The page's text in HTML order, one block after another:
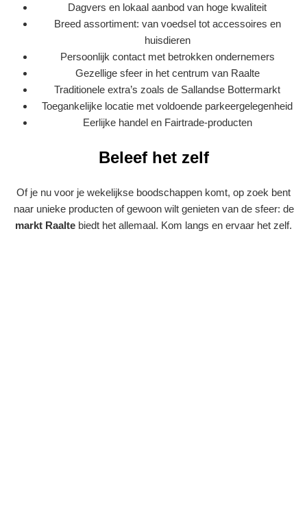
Dagvers en lokaal aanbod van hoge kwaliteit
Breed assortiment: van voedsel tot accessoires en
huisdieren
Persoonlijk contact met betrokken ondernemers
Gezellige sfeer in het centrum van Raalte
Traditionele extra’s zoals de Sallandse Bottermarkt
Toegankelijke locatie met voldoende parkeergelegenheid
Eerlijke handel en Fairtrade-producten
Beleef het zelf
Of je nu voor je wekelijkse boodschappen komt, op zoek bent
naar unieke producten of gewoon wilt genieten van de sfeer: de
markt Raalte biedt het allemaal. Kom langs en ervaar het zelf.